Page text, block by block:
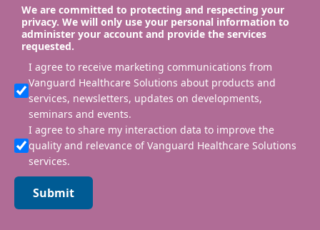
We are committed to protecting and respecting your
privacy. We will only use your personal information to
administer your account and provide the services
requested.
I agree to receive marketing communications from
Vanguard Healthcare Solutions about products and
services, newsletters, updates on developments,
seminars and events.
I agree to share my interaction data to improve the
quality and relevance of Vanguard Healthcare Solutions
services.
Submit